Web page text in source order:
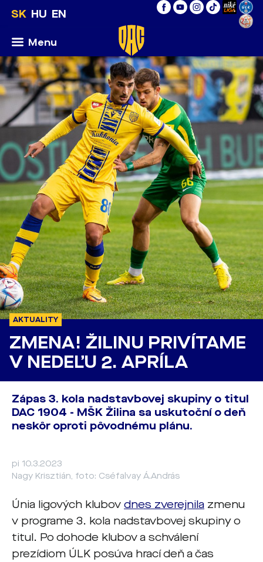
SK HU EN
Menu
AKTUALITY
ZMENA! ŽILINU PRIVÍTAME
V NEDEĽU 2. APRÍLA
Zápas 3. kola nadstavbovej skupiny o titul
DAC 1904 - MŠK Žilina sa uskutoční o deň
neskôr oproti pôvodnému plánu.
pi 10.3.2023
Nagy Krisztián, foto: Cséfalvay Á.András
Únia ligových klubov dnes zverejnila zmenu
v programe 3. kola nadstavbovej skupiny o
titul. Po dohode klubov a schválení
prezídiom ÚLK posúva hrací deň a čas